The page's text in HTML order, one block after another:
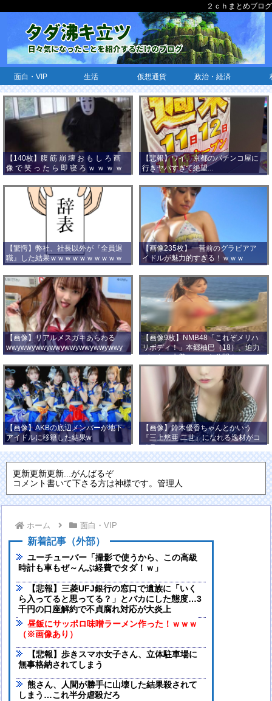
２ｃｈまとめブログ
面白・VIP 生活 仮想通貨 政治・経済
【140枚】腹 筋 崩 壊 お も し ろ 画
像 で 笑 っ た ら 即 寝 ろ ｗ ｗ ｗ ｗ
ｗ ｗ ｗ ｗ ｗ ｗ ｗ ｗ
【悲報】ワイ、京都のパチンコ屋に
行きヤバすぎて絶望...
【驚愕】弊社、社長以外が『全員退
職』した結果ｗｗｗｗｗｗｗｗｗｗ
ｗｗｗ
【画像235枚】一昔前のグラビアア
イドルが魅力的すぎる！ｗｗｗ
【画像】リアルメスガキあらわる
wwywwywwywwywwywwywwywwy
wwy
【画像9枚】NMB48「これぞメリハ
リボディ！」本郷柚巴（18）、迫力
バストの水着ショット公開！
【画像】AKBの底辺メンバーが地下
アイドルに移籍した結果w
【画像】鈴木優香ちゃんとかいう
『三上悠亜 二世』になれる逸材がコ
チラ
更新更新更新...がんばるぞ
コメント書いて下さる方は神様です。管理人
ホーム 面白・VIP
新着記事（外部）
ユーチューバー「撮影で使うから、この高級
時計も車もぜ～んぶ経費でタダ！ｗ」
【悲報】三菱UFJ銀行の窓口で遺族に「いく
ら入ってると思ってる？」とバカにした態度…3
千円の口座解約で不貞腐れ対応が大炎上
昼飯にサッポロ味噌ラーメン作った！ｗｗｗ
（※画像あり）
【悲報】歩きスマホ女子さん、立体駐車場に
無事格納されてしまう
熊さん、人間が勝手に山壊した結果殺されて
しまう…これ半分虐殺だろ